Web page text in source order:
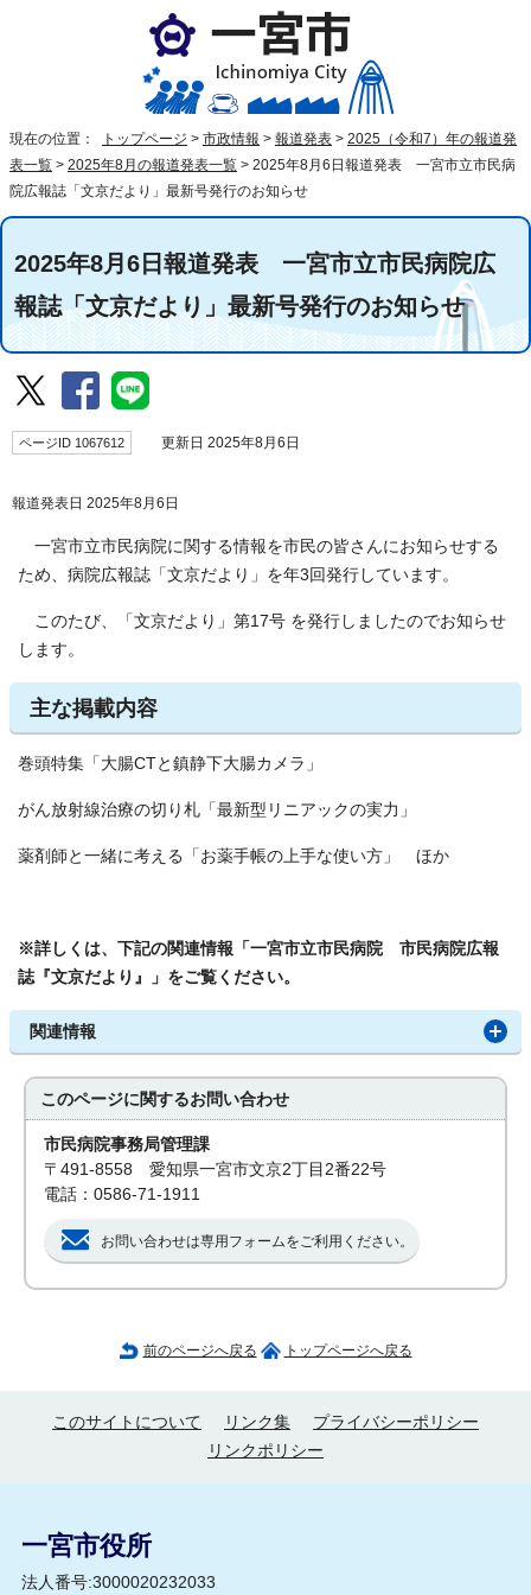
現在の位置： トップページ > 市政情報 > 報道発表 > 2025（令和7）年の報道発
表一覧 > 2025年8月の報道発表一覧 > 2025年8月6日報道発表 一宮市立市民病
院広報誌「文京だより」最新号発行のお知らせ
2025年8月6日報道発表 一宮市立市民病院広
報誌「文京だより」最新号発行のお知らせ
ページID 1067612 更新日 2025年8月6日
報道発表日 2025年8月6日
一宮市立市民病院に関する情報を市民の皆さんにお知らせする
ため、病院広報誌「文京だより」を年3回発行しています。
このたび、「文京だより」第17号 を発行しましたのでお知らせ
します。
主な掲載内容
巻頭特集「大腸CTと鎮静下大腸カメラ」
がん放射線治療の切り札「最新型リニアックの実力」
薬剤師と一緒に考える「お薬手帳の上手な使い方」 ほか
※詳しくは、下記の関連情報「一宮市立市民病院 市民病院広報
誌『文京だより』」をご覧ください。
関連情報
このページに関するお問い合わせ
市民病院事務局管理課
〒491-8558 愛知県一宮市文京2丁目2番22号
電話：0586-71-1911
お問い合わせは専用フォームをご利用ください。
前のページへ戻る トップページへ戻る
このサイトについて リンク集
プライバシーポリシー
リンクポリシー
一宮市役所
法人番号:3000020232033